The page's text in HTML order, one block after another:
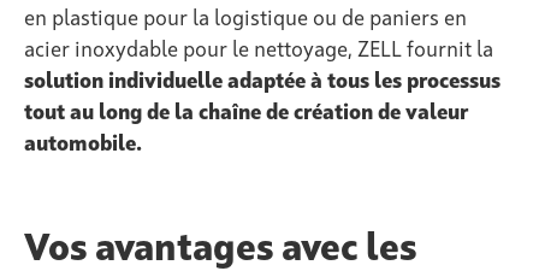
en plastique pour la logistique ou de paniers en
acier inoxydable pour le nettoyage, ZELL fournit la
solution individuelle adaptée à tous les processus
tout au long de la chaîne de création de valeur
automobile.
Vos avantages avec les